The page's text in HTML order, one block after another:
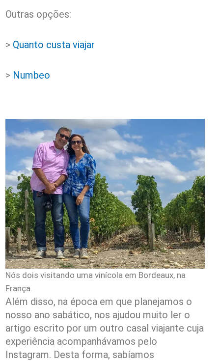
Outras opções:
> Quanto custa viajar
> Numbeo
Nós dois visitando uma vinícola em Bordeaux, na
França.
Além disso, na época em que planejamos o
nosso ano sabático, nos ajudou muito ler o
artigo escrito por um outro casal viajante cuja
experiência acompanhávamos pelo
Instagram. Desta forma, sabíamos